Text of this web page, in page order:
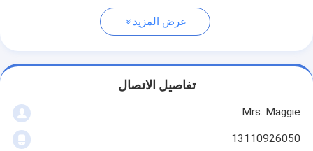
عرض المزيد
تفاصيل الاتصال
Mrs. Maggie
13110926050